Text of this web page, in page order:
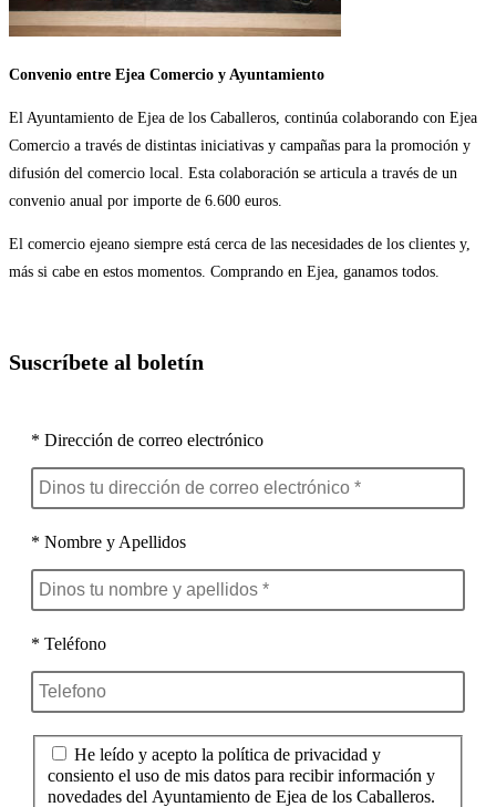
Convenio entre Ejea Comercio y Ayuntamiento
El Ayuntamiento de Ejea de los Caballeros, continúa colaborando con Ejea
Comercio a través de distintas iniciativas y campañas para la promoción y
difusión del comercio local. Esta colaboración se articula a través de un
convenio anual por importe de 6.600 euros.
El comercio ejeano siempre está cerca de las necesidades de los clientes y,
más si cabe en estos momentos. Comprando en Ejea, ganamos todos.
Suscríbete al boletín
* Dirección de correo electrónico
* Nombre y Apellidos
* Teléfono
He leído y acepto la política de privacidad y
consiento el uso de mis datos para recibir información y
novedades del Ayuntamiento de Ejea de los Caballeros.